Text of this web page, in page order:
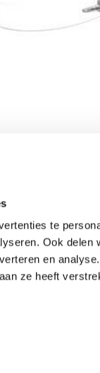
te
Ook
en
ze heeft